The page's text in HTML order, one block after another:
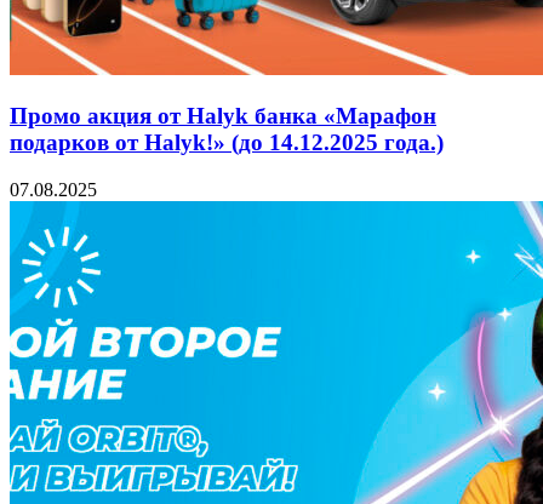
Промо акция от Halyk банка «Марафон
подарков от Halyk!» (до 14.12.2025 года.)
07.08.2025